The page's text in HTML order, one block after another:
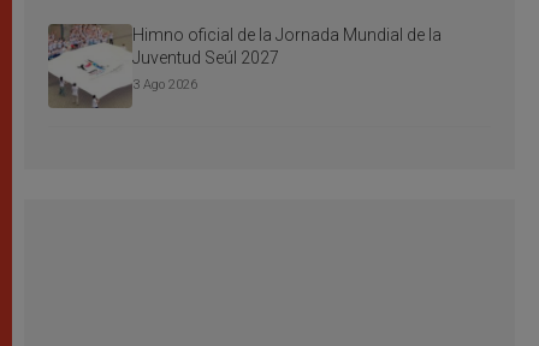
Himno oficial de la Jornada Mundial de la
Juventud Seúl 2027
3 Ago 2026